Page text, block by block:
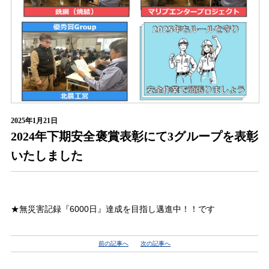
2025年1月21日
2024年下期安全褒賞表彰にて3グループを表彰
いたしました
★無災害記録『6000日』達成を目指し邁進中！！です
前の記事へ 次の記事へ